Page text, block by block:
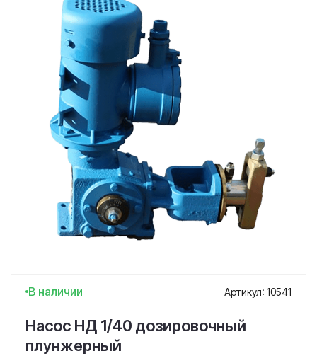
В наличии Артикул: 10541
Насос НД 1/40 дозировочный
плунжерный